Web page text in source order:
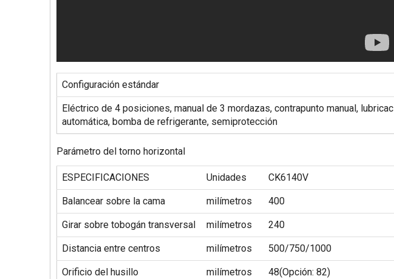
Configuración estándar
Eléctrico de 4 posiciones, manual de 3 mordazas, contrapunto manual,
automática, bomba de refrigerante, semiprotección
Parámetro del torno horizontal
ESPECIFICACIONES Unidades CK6140V
Balancear sobre la cama milímetros 400
Girar sobre tobogán transversal milímetros 240
Distancia entre centros milímetros 500/750/1000
Orificio del husillo milímetros 48(Opción: 82)